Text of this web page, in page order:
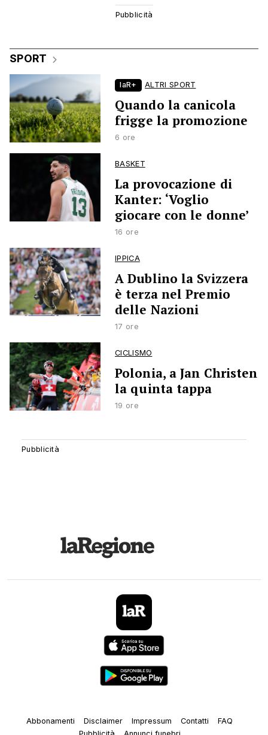
SPORT
laR+ ALTRI SPORT
Quando la canicola
frigge la promozione
6 ore
BASKET
La provocazione di
Kanter: ‘Voglio
giocare con le donne’
16 ore
IPPICA
A Dublino la Svizzera
è terza nel Premio
delle Nazioni
17 ore
CICLISMO
Polonia, a Jan Christen
la quinta tappa
19 ore
Abbonamenti Disclaimer Impressum Contatti
FAQ